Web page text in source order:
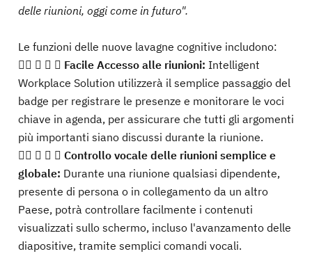
delle riunioni, oggi come in futuro".
Le funzioni delle nuove lavagne cognitive includono:
    Facile Accesso alle riunioni: Intelligent
Workplace Solution utilizzerà il semplice passaggio del
badge per registrare le presenze e monitorare le voci
chiave in agenda, per assicurare che tutti gli argomenti
più importanti siano discussi durante la riunione.
    Controllo vocale delle riunioni semplice e
globale: Durante una riunione qualsiasi dipendente,
presente di persona o in collegamento da un altro
Paese, potrà controllare facilmente i contenuti
visualizzati sullo schermo, incluso l'avanzamento delle
diapositive, tramite semplici comandi vocali.